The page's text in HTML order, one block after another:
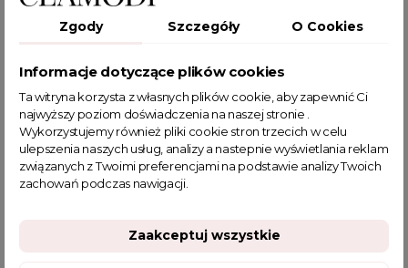
Szare mokasyny
mokasyny z kamieniami
obuwie z kamieniami
mokasyny z kryształkami
zamszowe mokasyny
mokasyny z zamszu
mokasyny na codzienne stylizacje
mokasyny
mokasyny damskie zamszowe
mokasyny damskie
buty do sukienki
buty na wesele
buty na wesele damskie
buty wiosenne
modne buty damskie
Mokasyny zamsz damskie
Zgody Szczegóły O Cookies
Informacje dotyczące plików cookies
Ta witryna korzysta z własnych plików cookie, aby zapewnić Ci
najwyższy poziom doświadczenia na naszej stronie .
Wykorzystujemy również pliki cookie stron trzecich w celu
ulepszenia naszych usług, analizy a nastepnie wyświetlania reklam
związanych z Twoimi preferencjami na podstawie analizy Twoich
zachowań podczas nawigacji.
Zaakceptuj wszystkie